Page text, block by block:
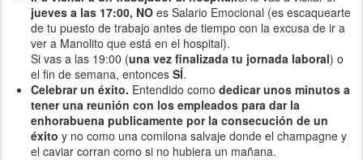
jueves a las 17:00, NO es Salario Emocional (es escaquearte
de tu puesto de trabajo antes de tiempo con la excusa de ir a
ver a Manolito que está en el hospital).
Si vas a las 19:00 (una vez finalizada tu jornada laboral) o
el fin de semana, entonces SÍ.
Celebrar un éxito. Entendido como dedicar unos minutos a
tener una reunión con los empleados para dar la
enhorabuena publicamente por la consecución de un
éxito y no como una comilona salvaje donde el champagne y
el caviar corran como si no hubiera un mañana.